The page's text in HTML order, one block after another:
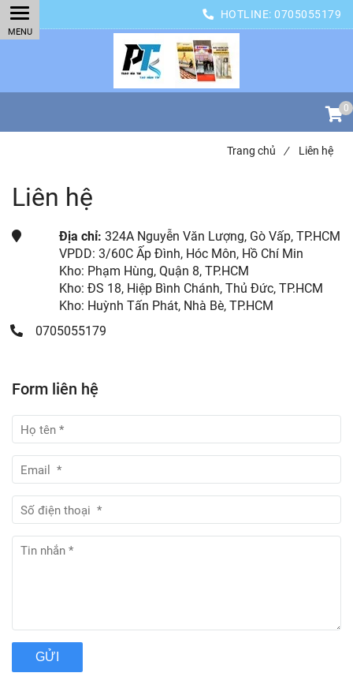
HOTLINE: 0705055179
0
Trang chủ / Liên hệ
Liên hệ
Địa chỉ: 324A Nguyễn Văn Lượng, Gò Vấp, TP.HCM
VPDD: 3/60C Ấp Đình, Hóc Môn, Hồ Chí Min
Kho: Phạm Hùng, Quận 8, TP.HCM
Kho: ĐS 18, Hiệp Bình Chánh, Thủ Đức, TP.HCM
Kho: Huỳnh Tấn Phát, Nhà Bè, TP.HCM
0705055179
Form liên hệ
GỬI